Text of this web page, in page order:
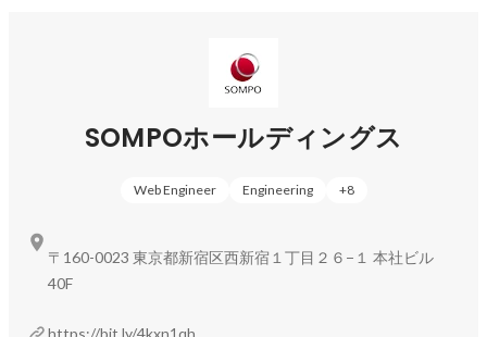
SOMPOホールディングス
Web Engineer Engineering +8
〒160-0023 東京都新宿区西新宿１丁目２６−１ 本社ビル
40F